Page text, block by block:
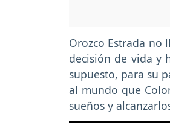
Orozco Estrada no
decisión de vida y
supuesto, para su
al mundo que
sueños y